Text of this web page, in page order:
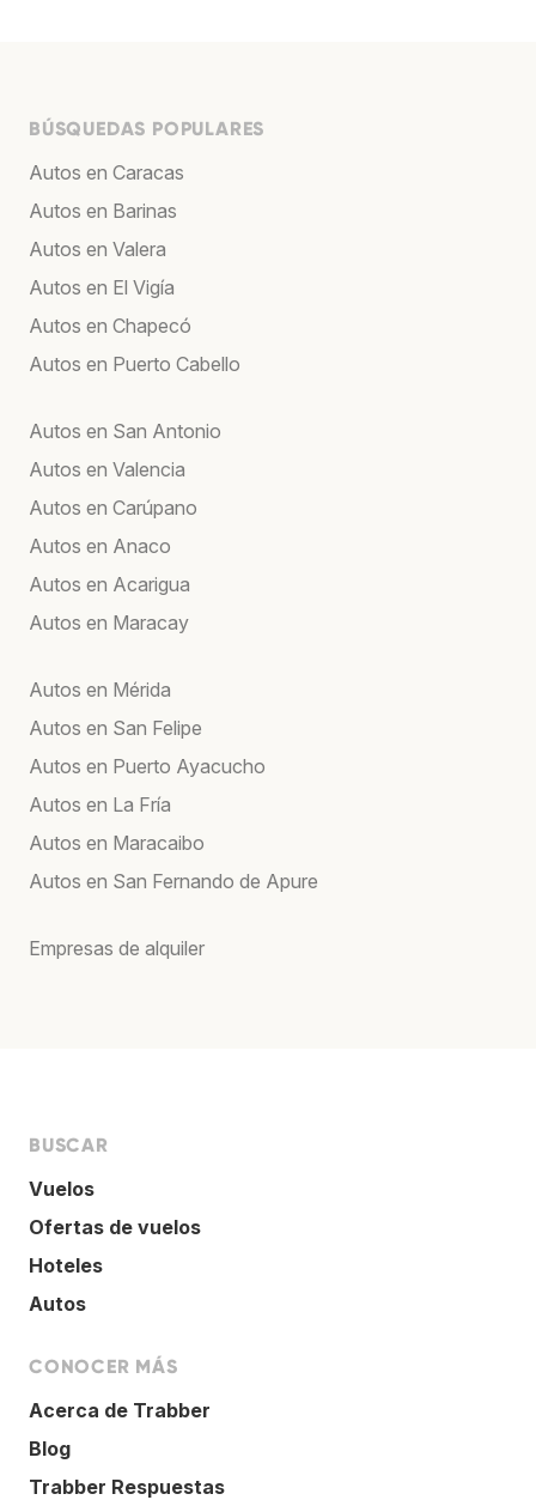
BÚSQUEDAS POPULARES
Autos en Caracas
Autos en Barinas
Autos en Valera
Autos en El Vigía
Autos en Chapecó
Autos en Puerto Cabello
Autos en San Antonio
Autos en Valencia
Autos en Carúpano
Autos en Anaco
Autos en Acarigua
Autos en Maracay
Autos en Mérida
Autos en San Felipe
Autos en Puerto Ayacucho
Autos en La Fría
Autos en Maracaibo
Autos en San Fernando de Apure
Empresas de alquiler
BUSCAR
Vuelos
Ofertas de vuelos
Hoteles
Autos
CONOCER MÁS
Acerca de Trabber
Blog
Trabber Respuestas